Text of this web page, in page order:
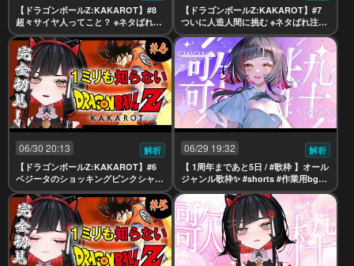
【ドラゴンボールZ:KAKAROT】#8
超々サイヤ人ってこと？ ※ネタばれ注
意【 #無原唱レコード / #朱名 】
【ドラゴンボールZ:KAKAROT】#7
ついに人造人間に挑む ※ネタばれ注意
【 #無原唱レコード / #朱名 】
06/30 20:13
解析
【ドラゴンボールZ:KAKAROT】#6
ベジータのショッキングピンクシャツ
※ネタばれ注意【 #無原唱レコード / #
朱名 】
06/29 19:32
解析
【 1周年まであと5日 / #歌枠 】オール
ジャンル歌枠✨ #shorts #作業用bgm
#karaoke【 #無原唱レコード / #朱名
】